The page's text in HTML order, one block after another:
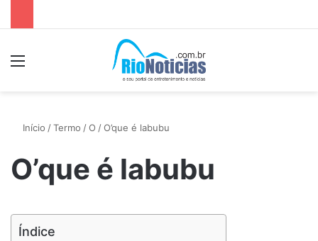
Início /Termo /O /O’que é labubu
O’que é labubu
Índice